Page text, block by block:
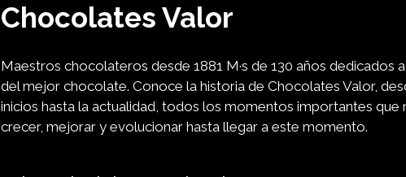
Chocolates Valor
Maestros chocolateros desde 1881 M·s de 130 años dedicados
del mejor chocolate. Conoce la historia de Chocolates Valor,
inicios hasta la actualidad, todos los momentos importantes que
crecer, mejorar y evolucionar hasta llegar a este momento.